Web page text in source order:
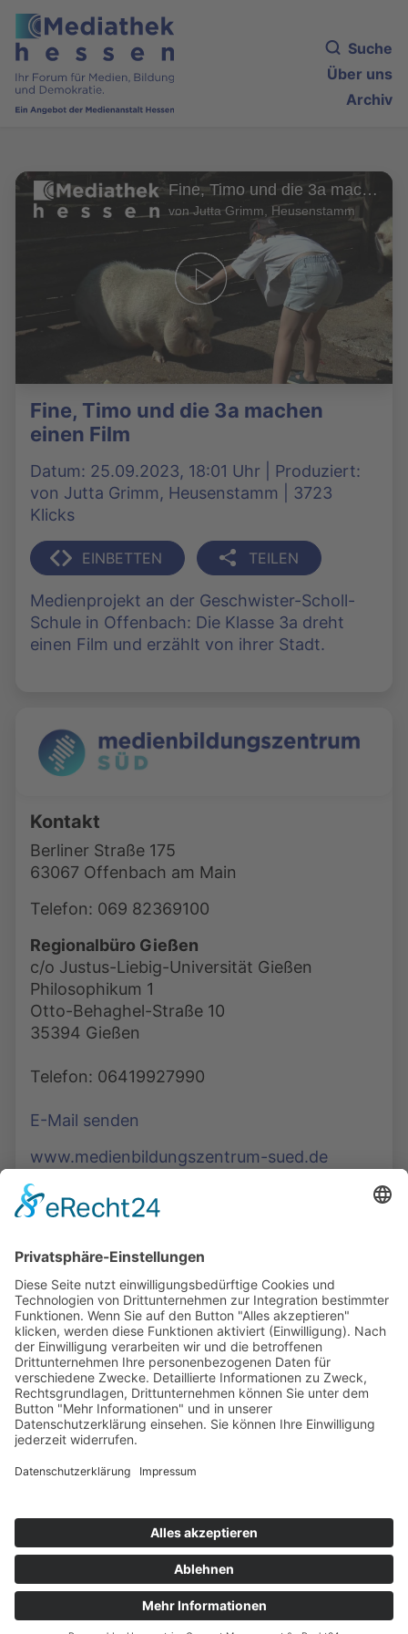
Suche
Über uns
Archiv
Fine, Timo und die 3a machen einen Film
von Jutta Grimm, Heusenstamm
Fine, Timo und die 3a machen
einen Film
Datum: 25.09.2023, 18:01 Uhr | Produziert:
von Jutta Grimm, Heusenstamm | 3723
Klicks
EINBETTEN TEILEN
Medienprojekt an der Geschwister-Scholl-
Schule in Offenbach: Die Klasse 3a dreht
einen Film und erzählt von ihrer Stadt.
Kontakt
Berliner Straße 175
63067 Offenbach am Main
Telefon: 069 82369100
Regionalbüro Gießen
c/o Justus-Liebig-Universität Gießen
Philosophikum 1
Otto-Behaghel-Straße 10
35394 Gießen
Telefon: 06419927990
E-Mail senden
www.medienbildungszentrum-sued.de
Podcasts, Themen und Informationen.
Entdecken Sie unser Forum für Medien, Bildung
und Demokratie - jederzeit und überall
verfügbar.
Mehr erfahren
COOKIE-EINSTELLUNGEN